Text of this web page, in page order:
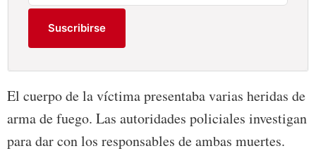
Suscribirse
El cuerpo de la víctima presentaba varias heridas de
arma de fuego. Las autoridades policiales investigan
para dar con los responsables de ambas muertes.